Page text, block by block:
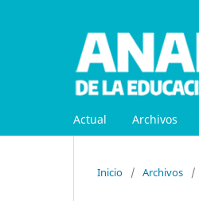
Actual Archivos
Inicio / Archivos /